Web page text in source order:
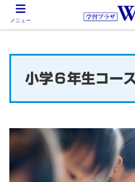
小学６年生コー
メニュー